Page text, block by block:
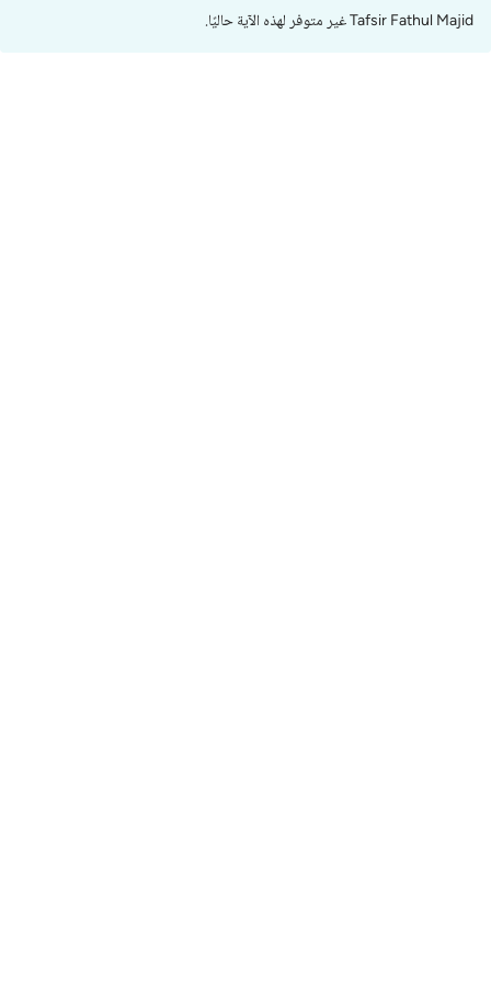
Tafsir Fathul Majid غير متوفر لهذه الآية حاليًا.